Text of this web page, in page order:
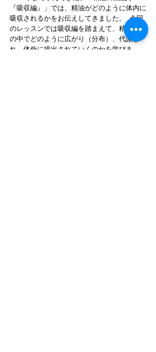
『吸収編』」では、精油がどのように体内に
吸収されるかをお伝えしてきました。  今回
のレッスンでは吸収編を踏まえて、精油が体
の中でどのように広がり（分布）、代謝さ
れ、体外に排出されていくのかを学びま